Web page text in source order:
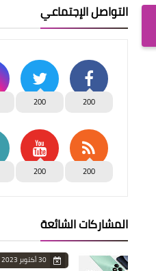
التواصل الإجتماعي
200
200
200
200
المشاركات الشائعة
30 أكتوبر 2023